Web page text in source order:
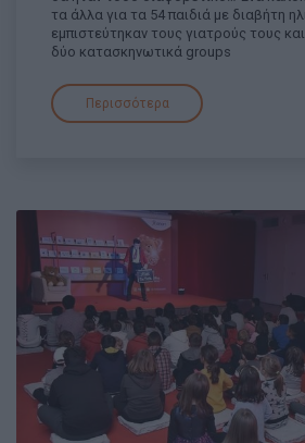
τα άλλα για τα 54 παιδιά με διαβήτη
εμπιστεύτηκαν τους γιατρούς τους
δύο κατασκηνωτικά groups
Περισσότερα